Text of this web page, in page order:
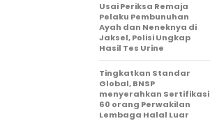
Usai Periksa Remaja
Pelaku Pembunuhan
Ayah dan Neneknya di
Jaksel, Polisi Ungkap
Hasil Tes Urine
Tingkatkan Standar
Global, BNSP
menyerahkan Sertifikasi
60 orang Perwakilan
Lembaga Halal Luar